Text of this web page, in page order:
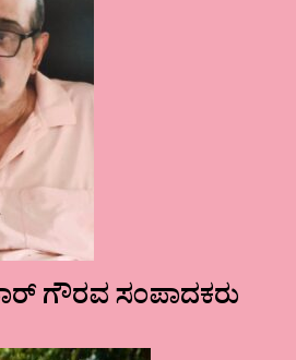
ಗೌರವ ಸಂಪಾದಕರು